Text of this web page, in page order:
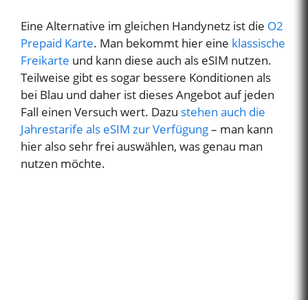
Eine Alternative im gleichen Handynetz ist die O2
Prepaid Karte. Man bekommt hier eine klassische
Freikarte und kann diese auch als eSIM nutzen.
Teilweise gibt es sogar bessere Konditionen als
bei Blau und daher ist dieses Angebot auf jeden
Fall einen Versuch wert. Dazu stehen auch die
Jahrestarife als eSIM zur Verfügung– man kann
hier also sehr frei auswählen, was genau man
nutzen möchte.